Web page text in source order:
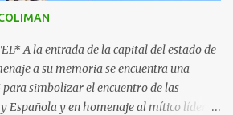
A la entrada de la capital del estado de
a su memoria se encuentra una
para simbolizar el encuentro de las
Española y en homenaje al mítico líder